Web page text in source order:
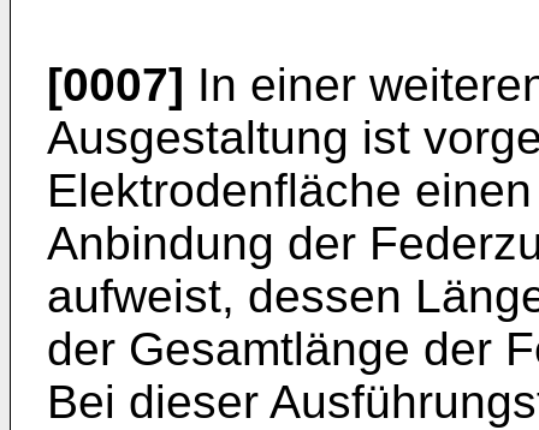
[0007] In einer
Ausgestaltung ist
Elektrodenfläche
Anbindung der
aufweist, dessen
der Gesamtlänge der
Bei dieser